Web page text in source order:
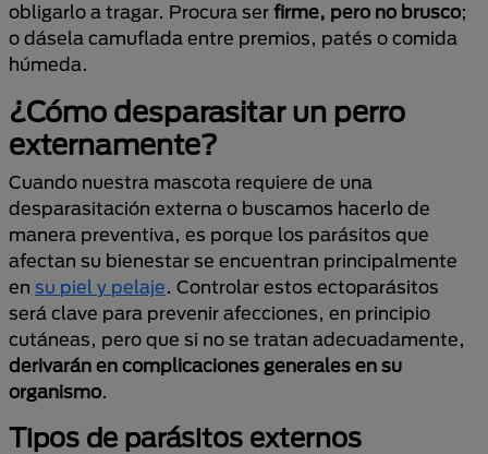
obligarlo a tragar. Procura ser firme, pero no brusco;
o dásela camuflada entre premios, patés o comida
húmeda.
¿Cómo desparasitar un perro
externamente?
Cuando nuestra mascota requiere de una
desparasitación externa o buscamos hacerlo de
manera preventiva, es porque los parásitos que
afectan su bienestar se encuentran principalmente
en su piel y pelaje. Controlar estos ectoparásitos
será clave para prevenir afecciones, en principio
cutáneas, pero que si no se tratan adecuadamente,
derivarán en complicaciones generales en su
organismo.
Tipos de parásitos externos